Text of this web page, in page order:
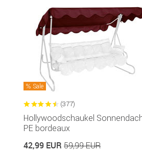
Sale
(377)
Hollywoodschaukel
PE bordeaux
42,99 EUR 59,99 EUR